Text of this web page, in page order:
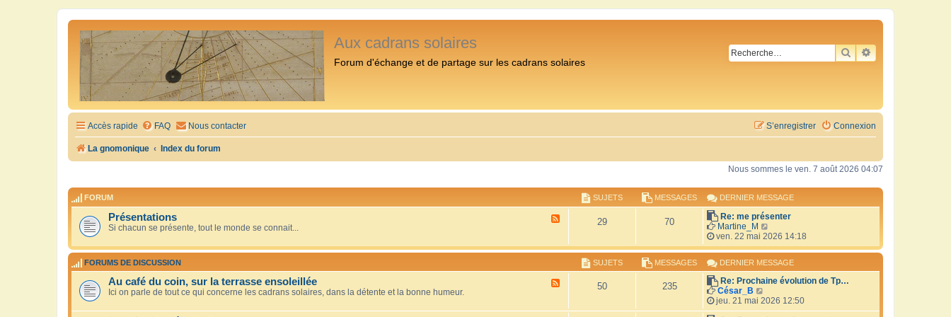
Aux cadrans solaires
Forum d'échange et de partage sur les cadrans solaires
RECHERCHER
RECHERCHE
Accès rapide FAQ Nous contacter Connexion
S’enregistrer
La gnomonique Index du forum
Nous sommes le ven. 7 août 2026 04:07
FORUM SUJETS MESSAGES DERNIER MESSAGE
x
Présentations
Si chacun se présente, tout le monde se connait...
29 70
Re: me présenter
Martine_M
o
i
r
l
e
d
r
n
ven. 22 mai 2026 14:18
FORUMS DE DISCUSSION SUJETS MESSAGES DERNIER MESSAGE
x
Au café du coin, sur la terrasse ensoleillée
Ici on parle de tout ce qui concerne les cadrans solaires, dans la détente et la bonne humeur.
50 235
Re: Prochaine évolution de Tp…
César_B
o
i
jeu. 21 mai 2026 12:50